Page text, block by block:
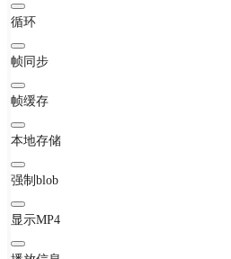
循环
帧同步
帧缓存
本地存储
强制blob
显示MP4